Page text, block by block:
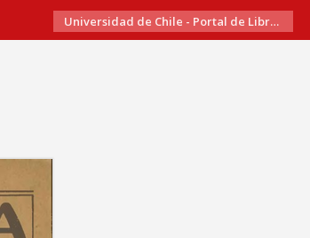
Universidad de Chile - Portal de Libros Electrónicos